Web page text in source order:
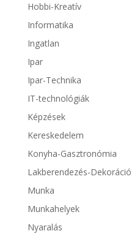
Hobbi-Kreatív
Informatika
Ingatlan
Ipar
Ipar-Technika
IT-technológiák
Képzések
Kereskedelem
Konyha-Gasztronómia
Lakberendezés-Dekoráció
Munka
Munkahelyek
Nyaralás